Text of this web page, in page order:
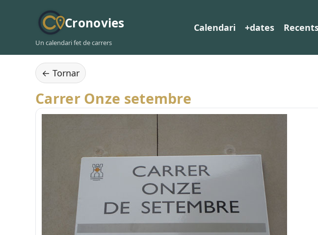
Cronovies
Un calendari fet de carrers
Calendari +dates
← Tornar
Carrer Onze setembre